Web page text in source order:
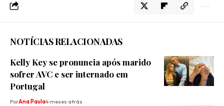
NOTÍCIAS RELACIONADAS
Kelly Key se pronuncia após marido
sofrer AVC e ser internado em
Portugal
PorAna Paula4 meses atrás